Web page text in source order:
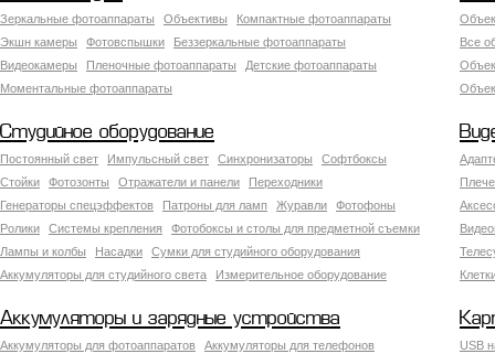
Зеркальные фотоаппараты Объективы
Компактные фотоаппараты
Экшн камеры
Фотовспышки
Беззеркальные фотоаппараты
Видеокамеры
Пленочные фотоаппараты
Детские фотоаппараты
Моментальные фотоаппараты
Все
Студийное оборудование
Постоянный свет Импульсный свет Синхронизаторы
Софтбоксы
Стойки
Фотозонты Отражатели и панели
Переходники
Генераторы спецэффектов
Патроны для ламп Журавли
Фотофоны
Ролики
Системы крепления
Фотобоксы и столы для предметной съемки
Лампы и колбы
Насадки
Сумки для студийного оборудования
Аккумуляторы для студийного света
Измерительное оборудование
Аккумуляторы и зарядные устройства
Аккумуляторы для фотоаппаратов
Аккумуляторы для телефонов
USB